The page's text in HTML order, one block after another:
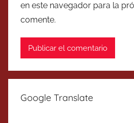
en este navegador para la
comente.
Google Translate